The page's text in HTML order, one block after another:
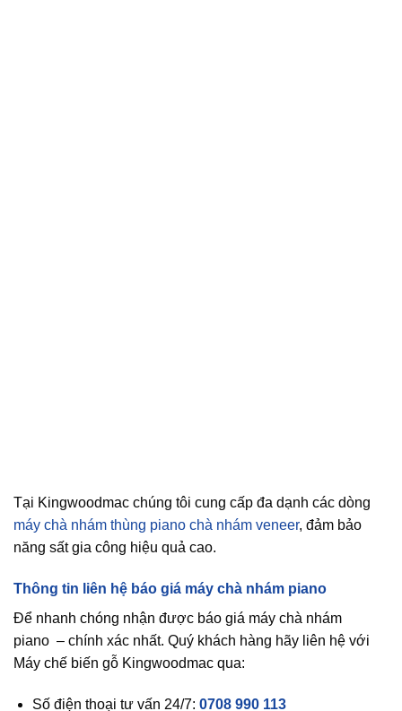
Tại Kingwoodmac chúng tôi cung cấp đa dạnh các dòng
máy chà nhám thùng piano chà nhám veneer, đảm bảo
năng sất gia công hiệu quả cao.
Thông tin liên hệ báo giá máy chà nhám piano
Để nhanh chóng nhận được báo giá máy chà nhám
piano – chính xác nhất. Quý khách hàng hãy liên hệ với
Máy chế biến gỗ Kingwoodmac qua:
Số điện thoại tư vấn 24/7: 0708 990 113